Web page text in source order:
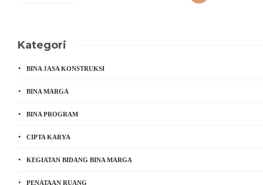
Kategori
BINA JASA KONSTRUKSI
BINA MARGA
BINA PROGRAM
CIPTA KARYA
KEGIATAN BIDANG BINA MARGA
PENATAAN RUANG